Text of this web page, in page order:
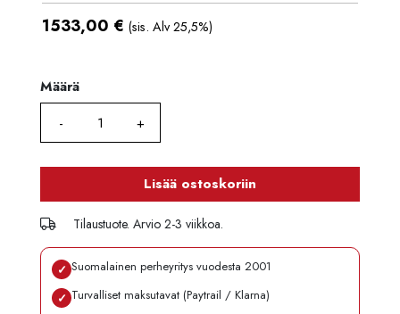
1533,00 € (sis. Alv 25,5%)
Määrä
Määrä
Lisää ostoskoriin
Tilaustuote. Arvio 2-3 viikkoa.
✓ Suomalainen perheyritys vuodesta 2001
✓ Turvalliset maksutavat (Paytrail / Klarna)